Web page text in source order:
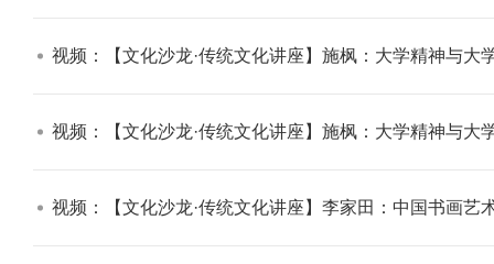
视频：【文化沙龙·传统文化讲座】施枫：大学精神与大
视频：【文化沙龙·传统文化讲座】施枫：大学精神与大
视频：【文化沙龙·传统文化讲座】李家田：中国书画艺